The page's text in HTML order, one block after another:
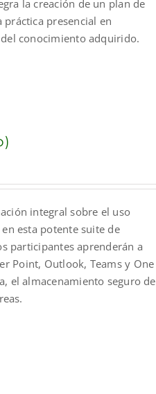
la creación de un plan de
presencial en
conocimiento adquirido.
integral sobre el uso
esta potente suite de
participantes aprenderán a
Point, Outlook, Teams y One
el almacenamiento seguro de